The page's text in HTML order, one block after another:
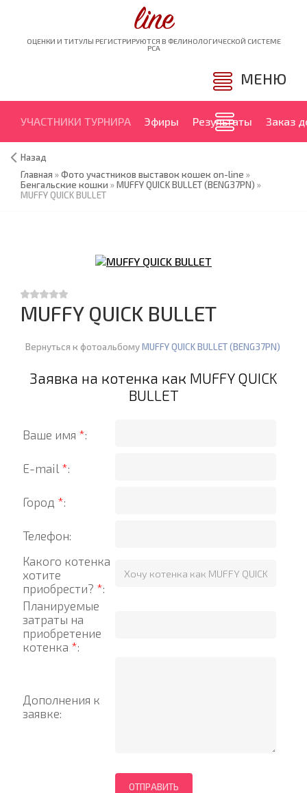
line
ОЦЕНКИ И ТИТУЛЫ РЕГИСТРИРУЮТСЯ В ФЕЛИНОЛОГИЧЕСКОЙ СИСТЕМЕ
PCA
МЕНЮ
УЧАСТНИКИ ТУРНИРА Эфиры Результаты Заказ
Назад
Главная »Фото участников выставок кошек on-line »
Бенгальские кошки »MUFFY QUICK BULLET (BENG37PN) »
MUFFY QUICK BULLET
MUFFY QUICK BULLET
Вернуться к фотоальбомуMUFFY QUICK BULLET (BENG37PN)
Заявка на котенка как MUFFY QUICK
BULLET
Ваше имя *:
E-mail *:
Город *:
Телефон:
Какого котенка
хотите
приобрести? *:
Планируемые
затраты на
приобретение
котенка *:
Дополнения к
заявке: